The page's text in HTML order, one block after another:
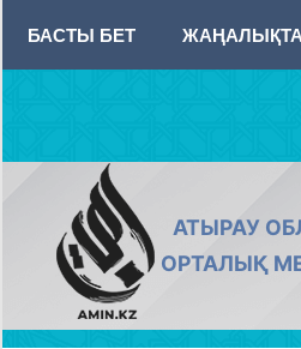
content
БАСТЫ БЕТ
АТЫРАУ
ОРТАЛЫҚ